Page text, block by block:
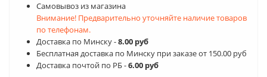
Самовывоз из магазина
Внимание! Предварительно уточняйте наличие товаров
по телефонам.
Доставка по Минску -8.00 руб
Бесплатная доставка по Минску при заказе от 150.00 руб
Доставка почтой по РБ -6.00 руб